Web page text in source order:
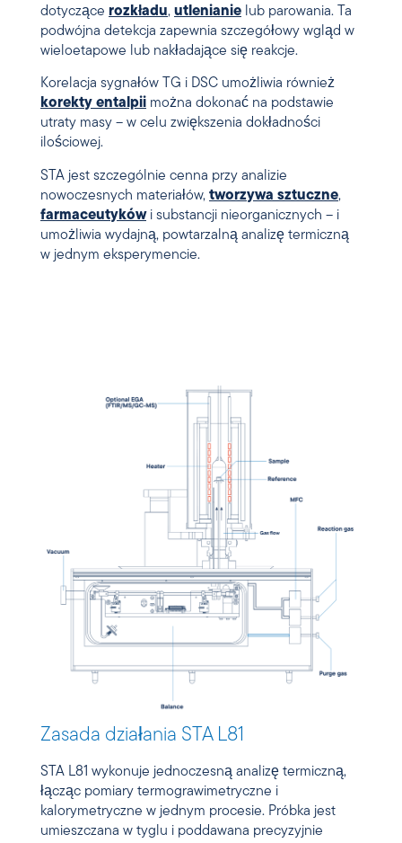
dotyczące rozkładu, utlenianie lub parowania. Ta
podwójna detekcja zapewnia szczegółowy wgląd w
wieloetapowe lub nakładające się reakcje.
Korelacja sygnałów TG i DSC umożliwia również
korekty entalpii można dokonać na podstawie
utraty masy – w celu zwiększenia dokładności
ilościowej.
STA jest szczególnie cenna przy analizie
nowoczesnych materiałów, tworzywa sztuczne,
farmaceutykówi substancji nieorganicznych – i
umożliwia wydajną, powtarzalną analizę termiczną
w jednym eksperymencie.
Zasada działania STA L81
STA L81 wykonuje jednoczesną analizę termiczną,
łącząc pomiary termograwimetryczne i
kalorymetryczne w jednym procesie. Próbka jest
umieszczana w tyglu i poddawana precyzyjnie